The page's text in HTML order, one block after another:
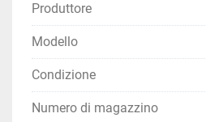
strumenti indispensabili per le
nel settore della lavorazione
di garantire efficienza e
Produttore
Modello
Condizione
Numero di magazzino